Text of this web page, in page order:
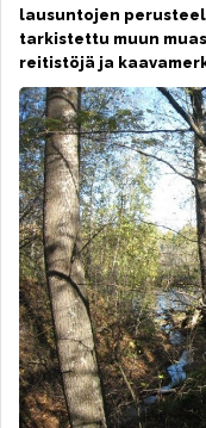
lausuntojen
tarkistettu muun
reitistöjä ja